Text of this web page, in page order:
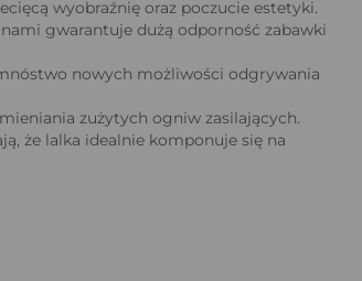
wyobraźnię oraz poczucie estetyki.
gwarantuje dużą odporność zabawki
nowych możliwości odgrywania
zużytych ogniw zasilających.
że lalka idealnie komponuje się na